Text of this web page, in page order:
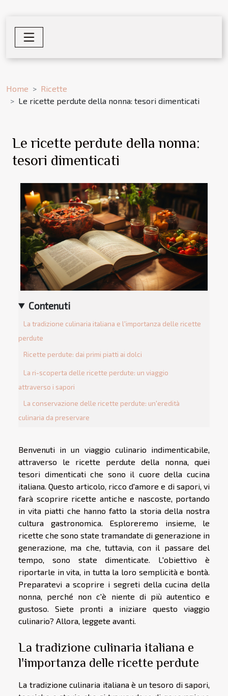
Home
Ricette
Le ricette perdute della nonna: tesori dimenticati
Le ricette perdute della nonna:
tesori dimenticati
Contenuti
La tradizione culinaria italiana e l'importanza delle ricette
perdute
Ricette perdute: dai primi piatti ai dolci
La ri-scoperta delle ricette perdute: un viaggio
attraverso i sapori
La conservazione delle ricette perdute: un'eredità
culinaria da preservare
Benvenuti in un viaggio culinario indimenticabile,
attraverso le ricette perdute della nonna, quei
tesori dimenticati che sono il cuore della cucina
italiana. Questo articolo, ricco d'amore e di sapori, vi
farà scoprire ricette antiche e nascoste, portando
in vita piatti che hanno fatto la storia della nostra
cultura gastronomica. Esploreremo insieme, le
ricette che sono state tramandate di generazione in
generazione, ma che, tuttavia, con il passare del
tempo, sono state dimenticate. L'obiettivo è
riportarle in vita, in tutta la loro semplicità e bontà.
Preparatevi a scoprire i segreti della cucina della
nonna, perché non c'è niente di più autentico e
gustoso. Siete pronti a iniziare questo viaggio
culinario? Allora, leggete avanti.
La tradizione culinaria italiana e
l'importanza delle ricette perdute
La tradizione culinaria italiana è un tesoro di sapori,